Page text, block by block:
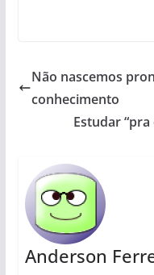
Não nascemos
conhecimento
Estudar
Anderson